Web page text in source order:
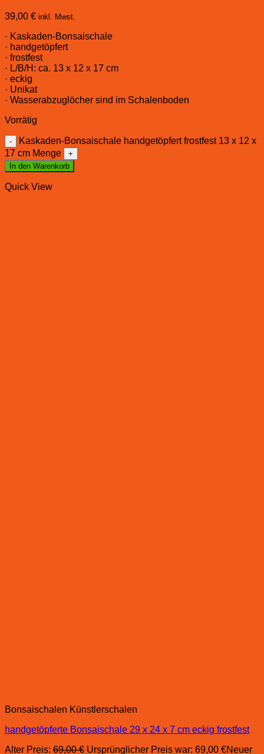
39,00 € inkl. Mwst.
· Kaskaden-Bonsaischale
· handgetöpfert
· frostfest
· L/B/H: ca. 13 x 12 x 17 cm
· eckig
· Unikat
· Wasserabzuglöcher sind im Schalenboden
Vorrätig
Kaskaden-Bonsaischale handgetöpfert frostfest 13 x 12 x
17 cm Menge
In den Warenkorb
Quick View
Bonsaischalen Künstlerschalen
handgetöpferte Bonsaischale 29 x 24 x 7 cm eckig frostfest
Alter Preis: 69,00€ Ursprünglicher Preis war: 69,00 €Neuer